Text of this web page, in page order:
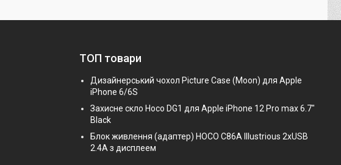
ТОП товари
Дизайнерський чохол Picture Case (Moon) для Apple
iPhone 6/6S
Захисне скло Hoco DG1 для Apple iPhone 12 Pro max 6.7"
Black
Блок живлення (адаптер) HOCO C86A Illustrious 2xUSB
2.4A з дисплеем